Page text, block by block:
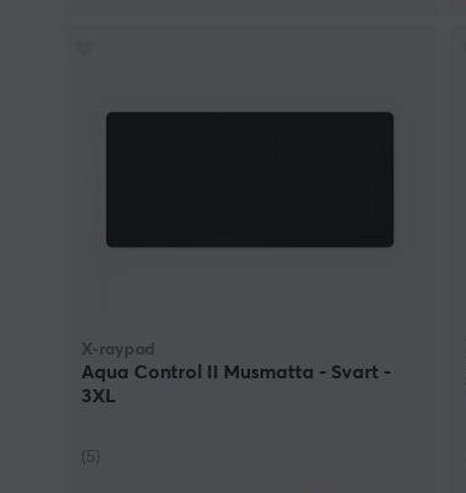
X-raypad
Aqua Control II Musmatta - Svart -
3XL
(5)